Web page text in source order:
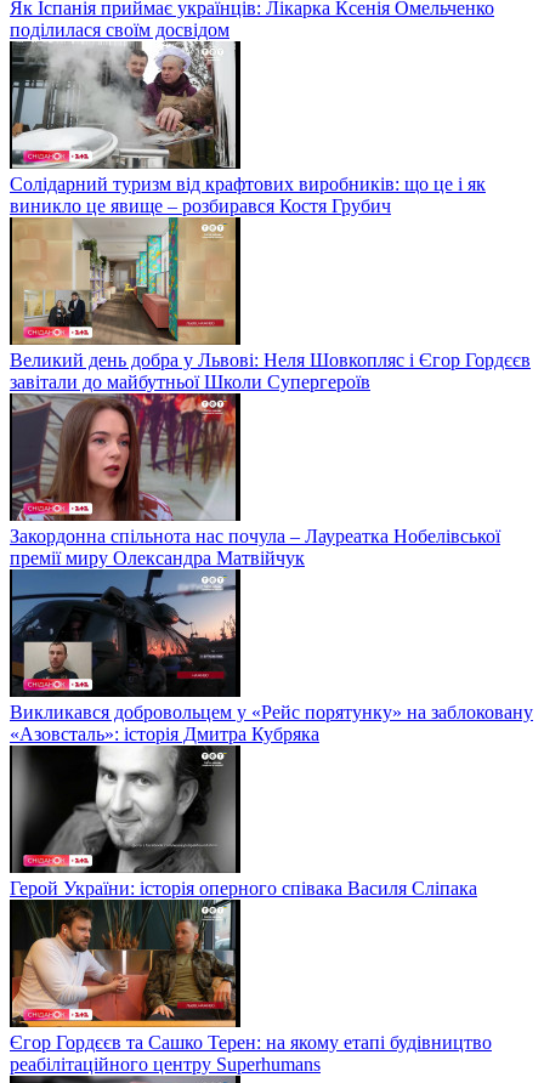
Як Іспанія приймає українців: Лікарка Ксенія Омельченко
поділилася своїм досвідом
Солідарний туризм від крафтових виробників: що це і як
виникло це явище – розбирався Костя Грубич
Великий день добра у Львові: Неля Шовкопляс і Єгор Гордєєв
завітали до майбутньої Школи Супергероїв
Закордонна спільнота нас почула – Лауреатка Нобелівської
премії миру Олександра Матвійчук
Викликався добровольцем у «Рейс порятунку» на заблоковану
«Азовсталь»: історія Дмитра Кубряка
Герой України: історія оперного співака Василя Сліпака
Єгор Гордєєв та Сашко Терен: на якому етапі будівництво
реабілітаційного центру Superhumans